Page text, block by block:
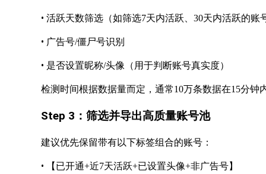
• 活跃天数筛选（如筛选7天内活跃、30天内活跃的账
• 广告号/僵尸号识别
• 是否设置昵称/头像（用于判断账号真实度）
检测时间根据数据量而定，通常10万条数据在15分钟
Step 3：筛选并导出高质量账号池
建议优先保留带有以下标签组合的账号：
• 【已开通+近7天活跃+已设置头像+非广告号】